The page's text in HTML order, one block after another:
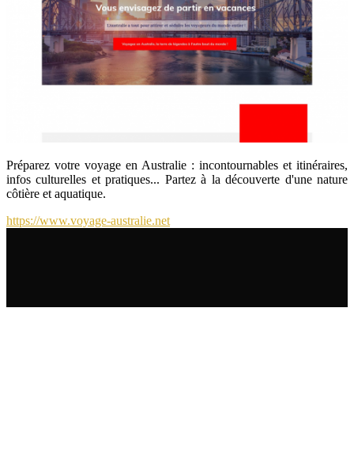
Préparez votre voyage en Australie : incontournables et itinéraires,
infos culturelles et pratiques... Partez à la découverte d'une nature
côtière et aquatique.
https://www.voyage-australie.net